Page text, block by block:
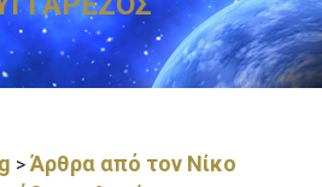
> Άρθρα από τον Νίκο